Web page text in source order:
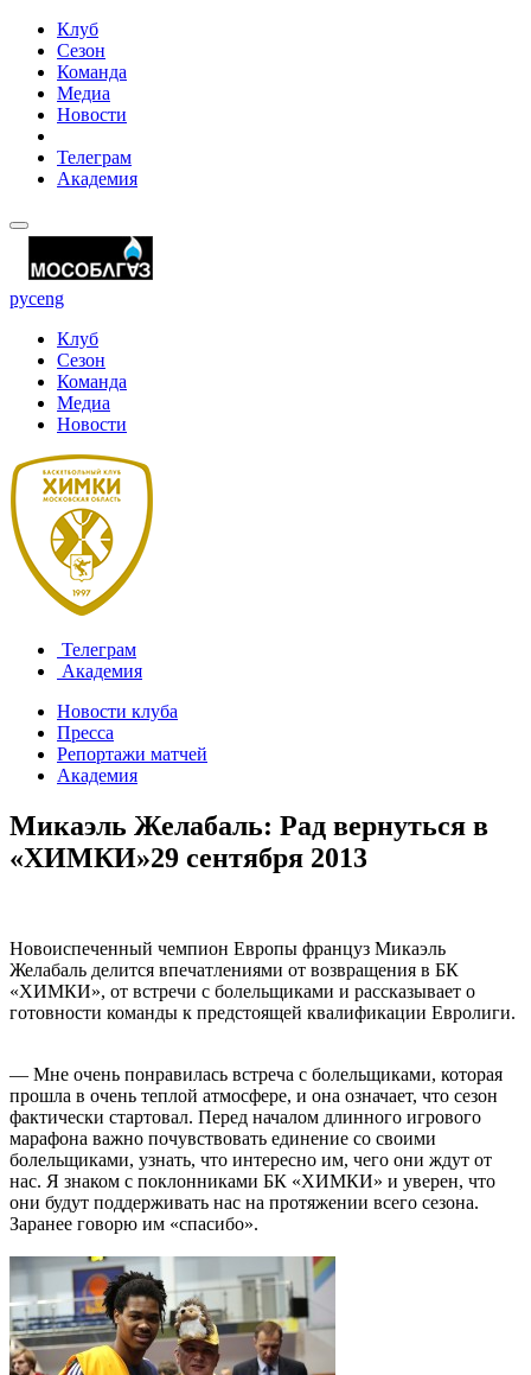
Клуб
Сезон
Команда
Медиа
Новости
Телеграм
Академия
русeng
Клуб
Сезон
Команда
Медиа
Новости
Телеграм
Академия
Новости клуба
Пресса
Репортажи матчей
Академия
Микаэль Желабаль: Рад вернуться в
«ХИМКИ»29 сентября 2013
Новоиспеченный чемпион Европы француз Микаэль
Желабаль делится впечатлениями от возвращения в БК
«ХИМКИ», от встречи с болельщиками и рассказывает о
готовности команды к предстоящей квалификации Евролиги.
— Мне очень понравилась встреча с болельщиками, которая
прошла в очень теплой атмосфере, и она означает, что сезон
фактически стартовал. Перед началом длинного игрового
марафона важно почувствовать единение со своими
болельщиками, узнать, что интересно им, чего они ждут от
нас. Я знаком с поклонниками БК «ХИМКИ» и уверен, что
они будут поддерживать нас на протяжении всего сезона.
Заранее говорю им «спасибо».